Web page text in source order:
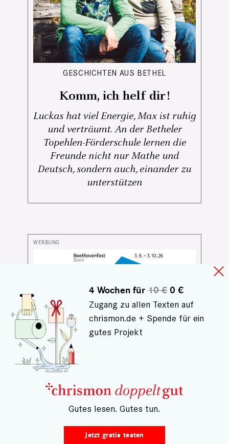
GESCHICHTEN AUS BETHEL
Komm, ich helf dir!
Luckas hat viel Energie, Max ist ruhig
und verträumt. An der Betheler
Topehlen-Förderschule lernen die
Freunde nicht nur Mathe und
Deutsch, sondern auch, einander zu
unterstützen
CHRISMON SONDERVERÖFFENTLICHUNG
Kulturreisen für Herz und
Von jüdischem Leben in Sachsen
4 Wochen für10 €0 €
Zugang zu allen Texten auf
chrismon.de + Spende für ein
gutes Projekt
– Gutes lesen. Gutes tun.
Jetzt gratis testen